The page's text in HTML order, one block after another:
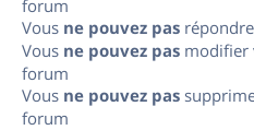
forum
Vous ne pouvez pas
Vous ne pouvez pas modifier
forum
Vous ne pouvez pas
forum